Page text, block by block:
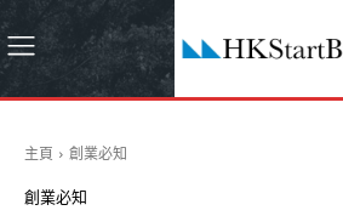
主頁 創業必知
創業必知